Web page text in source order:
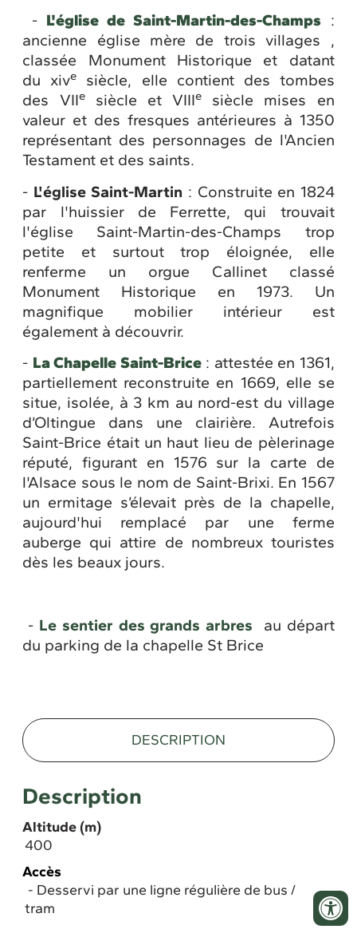
- L'église de Saint-Martin-des-Champs :
ancienne église mère de trois villages ,
classée Monument Historique et datant
du xive
siècle, elle contient des tombes
des VIIesiècle et VIIIe
siècle mises en
valeur et des fresques antérieures à 1350
représentant des personnages de l'Ancien
Testament et des saints.
- L'église Saint-Martin : Construite en 1824
par l'huissier de Ferrette, qui trouvait
l'église Saint-Martin-des-Champs trop
petite et surtout trop éloignée, elle
renferme un orgue Callinet classé
Monument Historique en 1973. Un
magnifique mobilier intérieur est
également à découvrir.
- La Chapelle Saint-Brice : attestée en 1361,
partiellement reconstruite en 1669, elle se
situe, isolée, à 3 km au nord-est du village
d’Oltingue dans une clairière. Autrefois
Saint-Brice était un haut lieu de pèlerinage
réputé, figurant en 1576 sur la carte de
l'Alsace sous le nom de Saint-Brixi. En 1567
un ermitage s’élevait près de la chapelle,
aujourd'hui remplacé par une ferme
auberge qui attire de nombreux touristes
dès les beaux jours.
- Le sentier des grands arbres
au départ
du parking de la chapelle St Brice
DESCRIPTION
Description
Altitude (m)
400
Accès
Desservi par une ligne régulière de bus /
tram